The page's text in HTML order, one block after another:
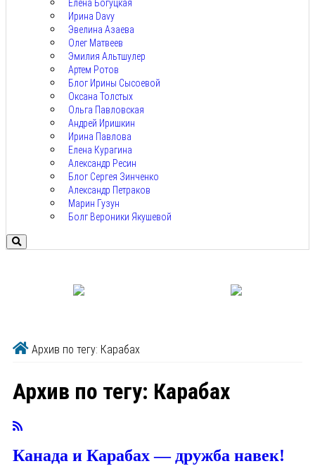
Елена Богуцкая
Ирина Davy
Эвелина Азаева
Олег Матвеев
Эмилия Альтшулер
Артем Ротов
Блог Ирины Сысоевой
Оксана Толстых
Ольга Павловская
Андрей Иришкин
Ирина Павлова
Елена Курагина
Александр Ресин
Блог Сергея Зинченко
Александр Петраков
Марин Гузун
Болг Вероники Якушевой
Архив по тегу: Карабах
Архив по тегу: Карабах
Канада и Карабах — дружба навек!